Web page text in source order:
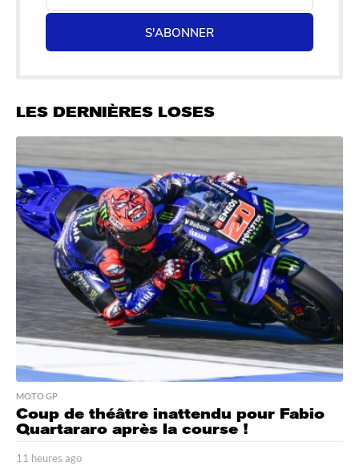
S'ABONNER
LES DERNIÈRES LOSES
MOTO GP
Coup de théâtre inattendu pour Fabio
Quartararo après la course !
11 heures ago